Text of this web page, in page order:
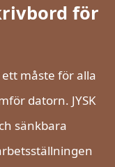
för
måste för alla
datorn. JYSK
sänkbara